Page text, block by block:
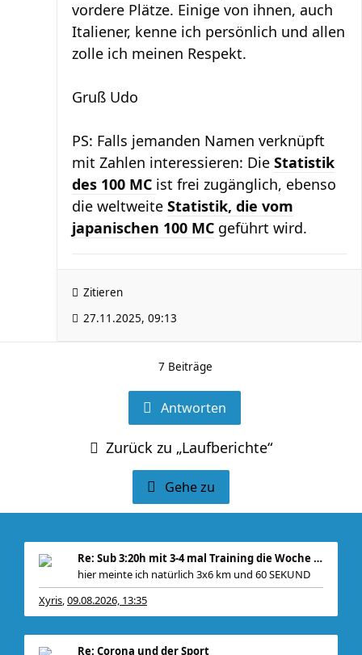
vordere Plätze. Einige von ihnen, auch
Italiener, kenne ich persönlich und allen
zolle ich meinen Respekt.
Gruß Udo
PS: Falls jemanden Namen verknüpft
mit Zahlen interessieren: Die Statistik
des 100 MC ist frei zugänglich, ebenso
die weltweite Statistik, die vom
japanischen 100 MC geführt wird.
Zitieren
27.11.2025, 09:13
7 Beiträge
Antworten
Zurück zu „Laufberichte“
Gehe zu
Re: Sub 3:20h mit 3-4 mal Training die Woche machb
hier meinte ich natürlich 3x6 km und 60 SEKUND
Xyris,09.08.2026, 13:35
Re: Corona und der Sport